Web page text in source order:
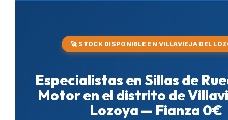
🚀 STOCK DISPONIBLE EN VILLAVIEJA DEL
Especialistas en Sillas de
Motor en el distrito de
Lozoya — Fianza 0€